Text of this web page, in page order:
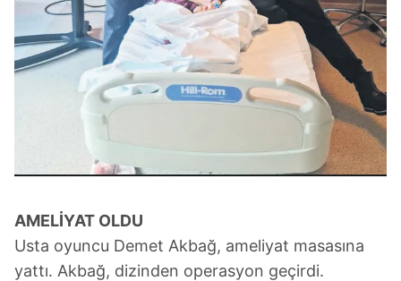
AMELİYAT OLDU
Usta oyuncu Demet Akbağ, ameliyat masasına
yattı. Akbağ, dizinden operasyon geçirdi.